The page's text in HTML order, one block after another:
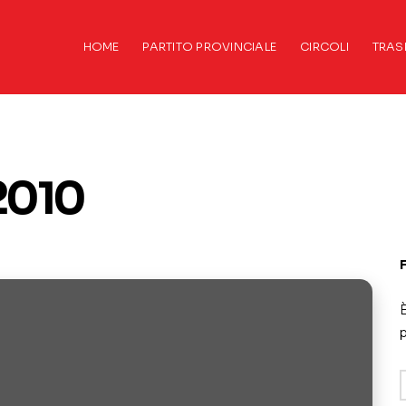
HOME PARTITO PROVINCIALE CIRCOLI